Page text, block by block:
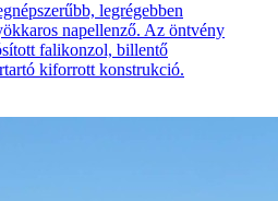
legrégebben
napellenző. Az öntvény
falikonzol, billentő
kiforrott konstrukció.